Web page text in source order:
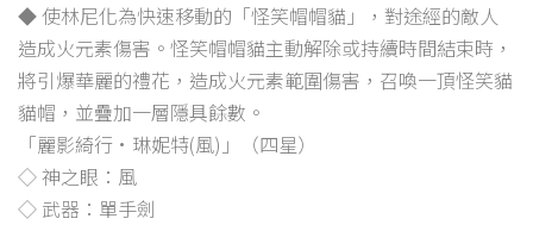
◆ 使林尼化為快速移動的「怪笑帽帽貓」，對途經的敵人
造成火元素傷害。怪笑帽帽貓主動解除或持續時間結束時，
將引爆華麗的禮花，造成火元素範圍傷害，召喚一頂怪笑貓
貓帽，並疊加一層隱具餘數。
「麗影綺行·琳妮特(風)」（四星）
◇ 神之眼：風
◇ 武器：單手劍